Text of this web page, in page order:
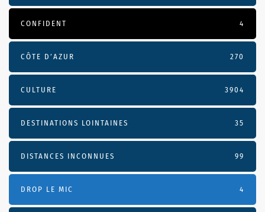
CONFIDENT 4
CÔTE D’AZUR 270
CULTURE 3904
DESTINATIONS LOINTAINES 35
DISTANCES INCONNUES 99
DROP LE MIC 4